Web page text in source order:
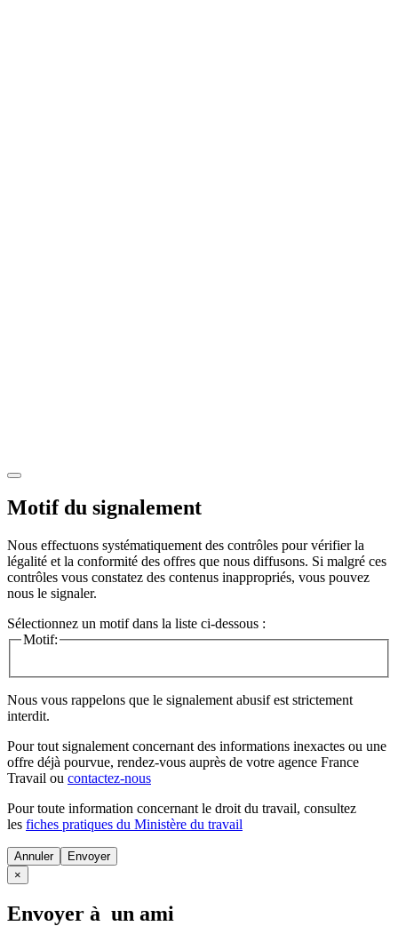
Motif du signalement
Nous effectuons systématiquement des contrôles pour vérifier la
légalité et la conformité des offres que nous diffusons. Si malgré ces
contrôles vous constatez des contenus inappropriés, vous pouvez
nous le signaler.
Sélectionnez un motif dans la liste ci-dessous :
Motif:
Nous vous rappelons que le signalement abusif est strictement
interdit.
Pour tout signalement concernant des informations inexactes ou une
offre déjà pourvue, rendez-vous auprès de votre agence France
Travail ou contactez-nous
Pour toute information concernant le droit du travail, consultez
les fiches pratiques du Ministère du travail
Annuler
×
Envoyer à un ami